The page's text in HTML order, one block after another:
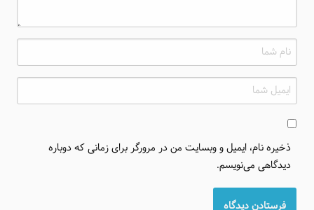
ذخیره نام، ایمیل و وبسایت من در مرورگر برای زمانی که دوباره
دیدگاهی می‌نویسم.